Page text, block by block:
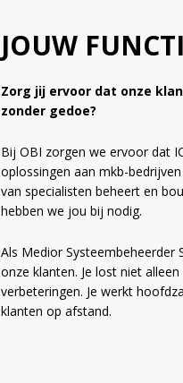
JOUW
Zorg jij ervoor dat onze
zonder gedoe?
Bij OBI zorgen we ervoor dat
oplossingen aan mkb-
van specialisten beheert en
hebben we jou bij nodig.
Als Medior Systeembeheerder
onze klanten. Je lost niet
verbeteringen. Je werkt
klanten op afstand.